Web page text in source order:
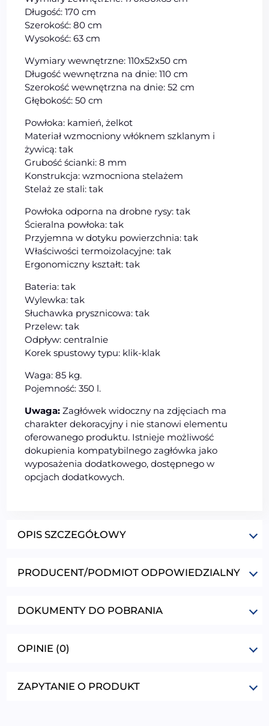
Długość: 170 cm
Szerokość: 80 cm
Wysokość: 63 cm
Wymiary wewnętrzne: 110x52x50 cm
Długość wewnętrzna na dnie: 110 cm
Szerokość wewnętrzna na dnie: 52 cm
Głębokość: 50 cm
Powłoka: kamień, żelkot
Materiał wzmocniony włóknem szklanym i
żywicą: tak
Grubość ścianki: 8 mm
Konstrukcja: wzmocniona stelażem
Stelaż ze stali: tak
Powłoka odporna na drobne rysy: tak
Ścieralna powłoka: tak
Przyjemna w dotyku powierzchnia: tak
Właściwości termoizolacyjne: tak
Ergonomiczny kształt: tak
Bateria: tak
Wylewka: tak
Słuchawka prysznicowa: tak
Przelew: tak
Odpływ: centralnie
Korek spustowy typu: klik-klak
Waga: 85 kg.
Pojemność: 350 l.
Uwaga: Zagłówek widoczny na zdjęciach ma
charakter dekoracyjny i nie stanowi elementu
oferowanego produktu. Istnieje możliwość
dokupienia kompatybilnego zagłówka jako
wyposażenia dodatkowego, dostępnego w
opcjach dodatkowych.
OPIS SZCZEGÓŁOWY
PRODUCENT/PODMIOT ODPOWIEDZIALNY
DOKUMENTY DO POBRANIA
OPINIE (0)
ZAPYTANIE O PRODUKT